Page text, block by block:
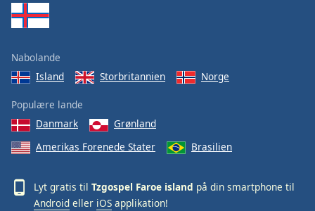
Text
Style
Font
Family
Done
Close
Nabolande
Island
Storbritannien Norge
Populære lande
Danmark
Grønland
Amerikas Forenede Stater
Brasilien
Lyt gratis til Tzgospel Faroe island på din smartphone til
Android eller iOS applikation!